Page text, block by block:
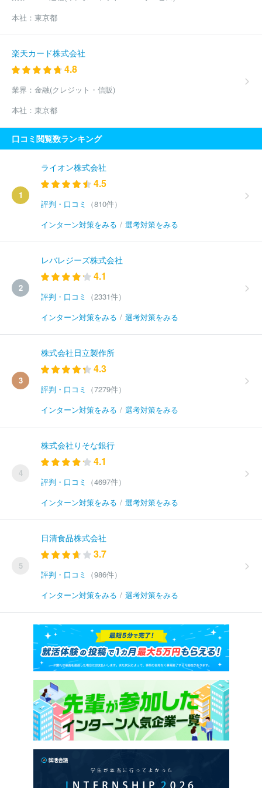
本社： 東京都
楽天カード株式会社
4.8
業界： 金融(クレジット・信販)
本社： 東京都
口コミ閲覧数ランキング
1
ライオン株式会社
4.5
評判・口コミ
（810件）
インターン対策をみる / 選考対策をみる
2
レバレジーズ株式会社
4.1
評判・口コミ
（2331件）
インターン対策をみる / 選考対策をみる
3
株式会社日立製作所
4.3
評判・口コミ
（7279件）
インターン対策をみる / 選考対策をみる
4
株式会社りそな銀行
4.1
評判・口コミ
（4697件）
インターン対策をみる / 選考対策をみる
5
日清食品株式会社
3.7
評判・口コミ
（986件）
インターン対策をみる / 選考対策をみる